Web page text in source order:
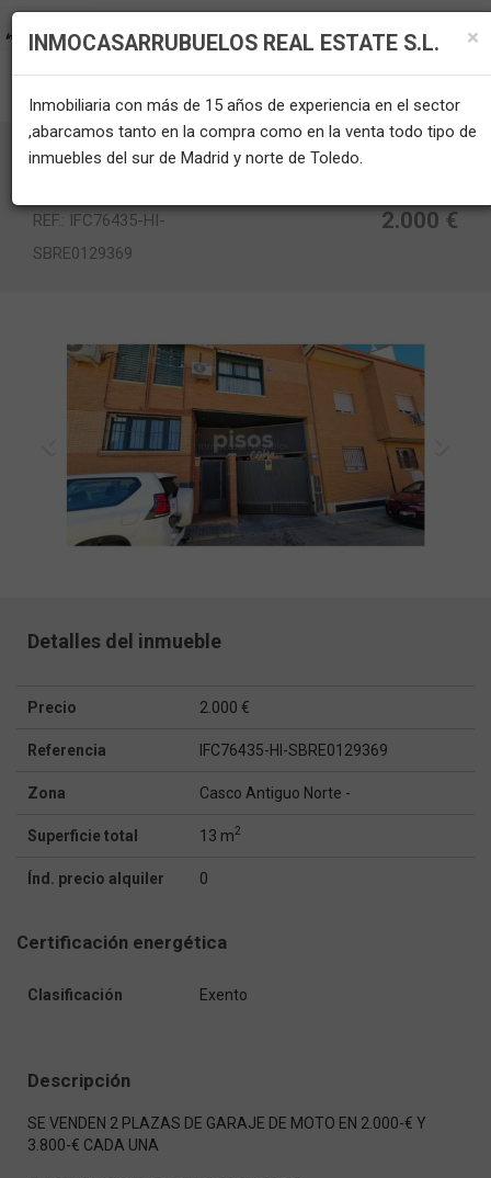
Garaje en venta en Casco Antiguo Norte
REF.: IFC76435-HI-
SBRE0129369
2.000 €
Detalles del inmueble
Precio 2.000 €
Referencia IFC76435-HI-SBRE0129369
Zona Casco Antiguo Norte -
Superficie total 13 m2
Índ. precio alquiler 0
Certificación energética
Clasificación Exento
Descripción
SE VENDEN 2 PLAZAS DE GARAJE DE MOTO EN 2.000-€ Y
3.800-€ CADA UNA
×
INMOCASARRUBUELOS REAL ESTATE S.L.
Inmobiliaria con más de 15 años de experiencia en el sector
,abarcamos tanto en la compra como en la venta todo tipo de
inmuebles del sur de Madrid y norte de Toledo.